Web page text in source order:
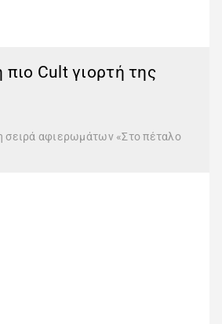
Cult γιορτή της
σειρά αφιερωμάτων «Στο πέταλο